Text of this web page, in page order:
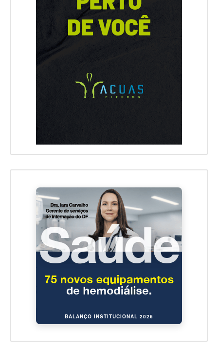
BALANÇO INSTITUCIONAL 2026